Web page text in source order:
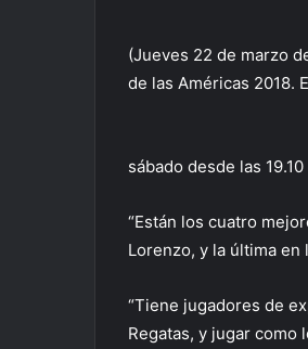
(Jueves 22 de marzo
de las Américas 2018.
sábado desde las
“Están los cuatro
Lorenzo, y la última en
“Tiene jugadores de
Regatas, y jugar como